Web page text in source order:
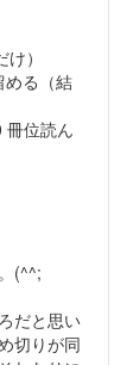
）
める（結
冊位読ん
(^^;
だと思い
切りが同